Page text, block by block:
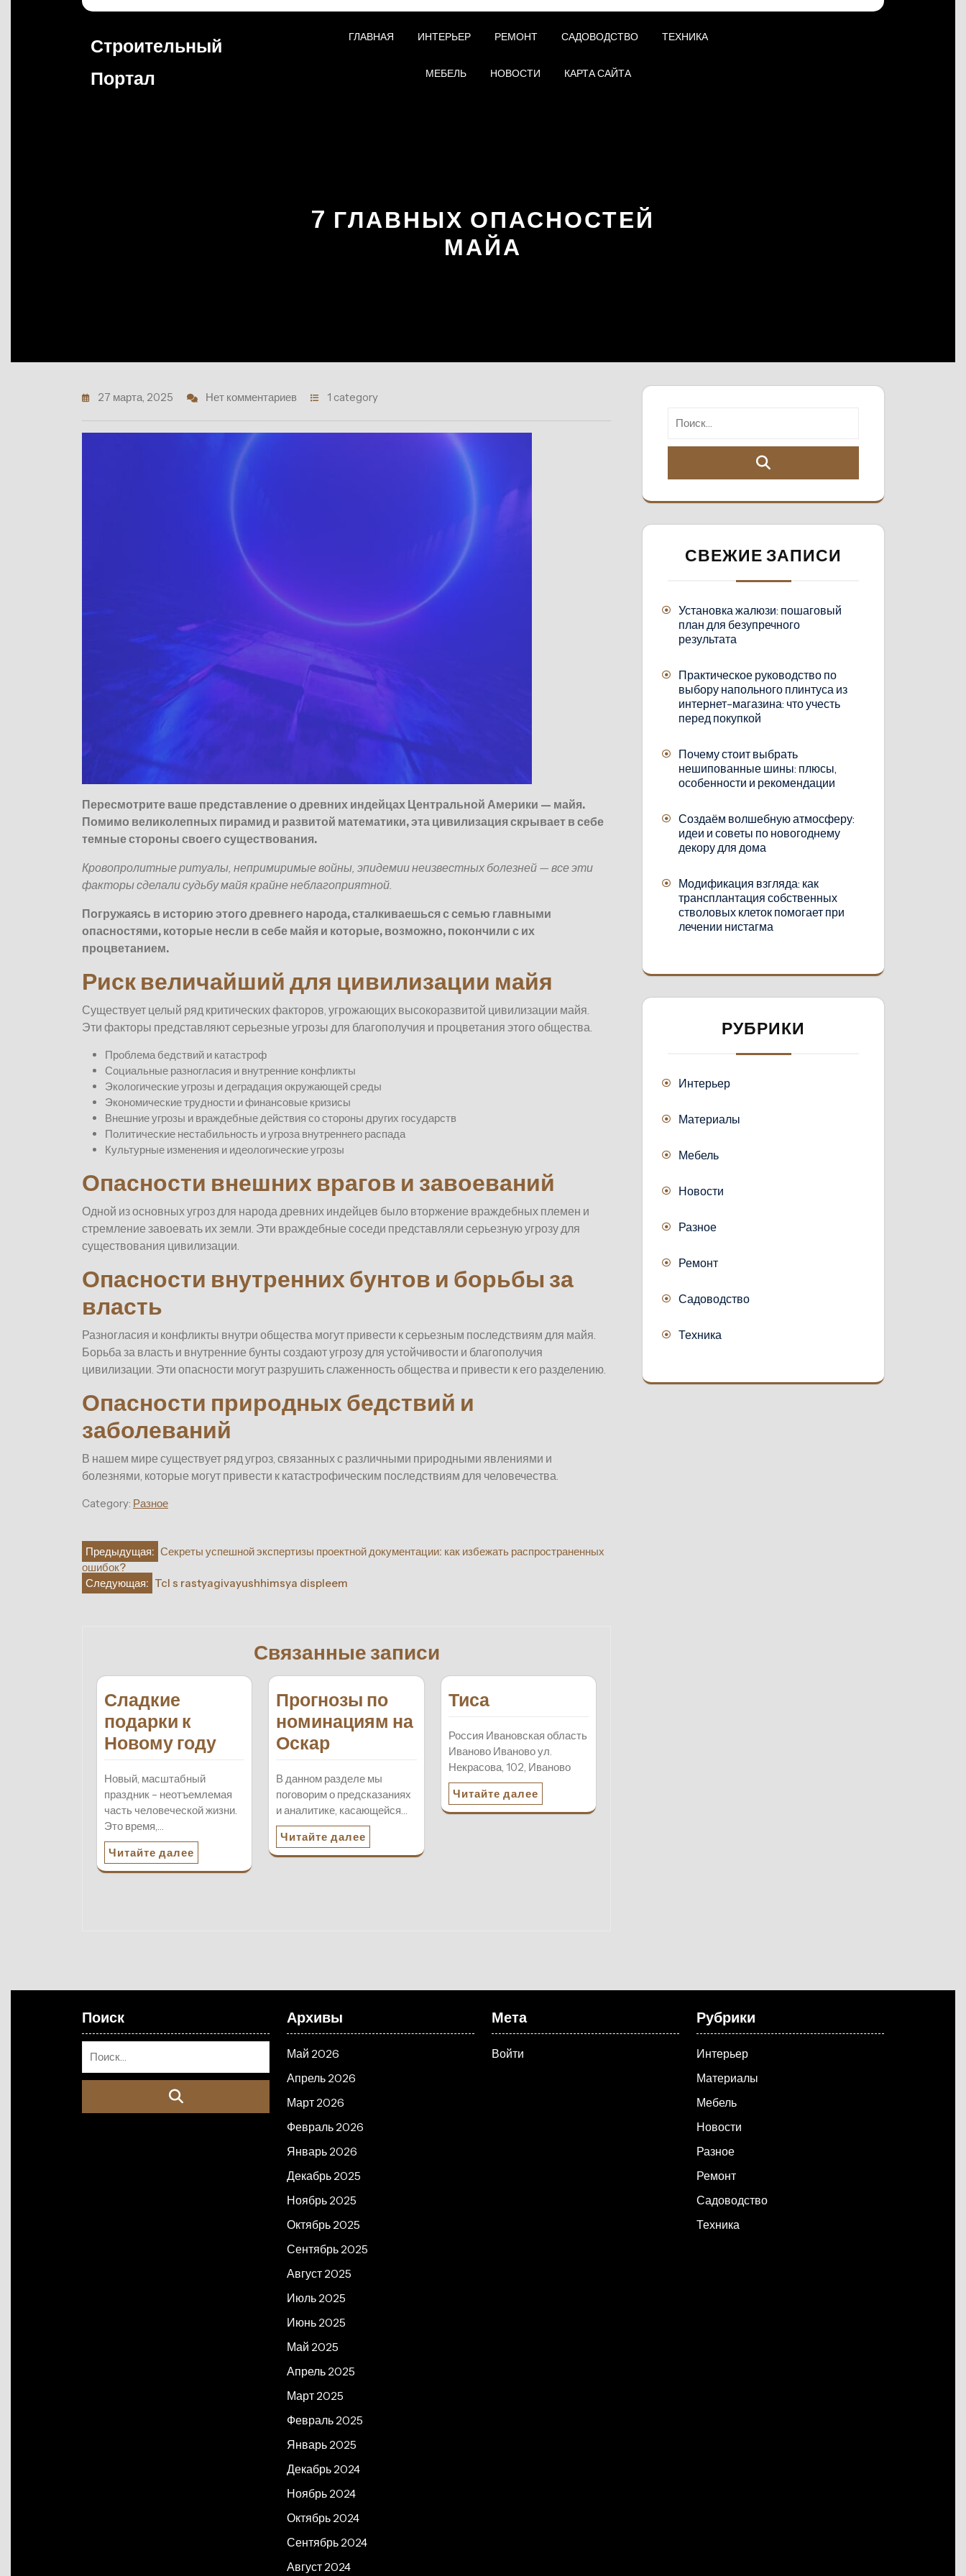
Строительный
Портал
ГЛАВНАЯ ИНТЕРЬЕР РЕМОНТ САДОВОДСТВО ТЕХНИКА
МЕБЕЛЬ НОВОСТИ КАРТА САЙТА
7 ГЛАВНЫХ ОПАСНОСТЕЙ
МАЙА
27 марта, 2025 Нет комментариев 1 category
Пересмотрите ваше представление о древних индейцах Центральной Америки — майя.
Помимо великолепных пирамид и развитой математики, эта цивилизация скрывает в себе
темные стороны своего существования.
Кровопролитные ритуалы, непримиримые войны, эпидемии неизвестных болезней — все эти
факторы сделали судьбу майя крайне неблагоприятной.
Погружаясь в историю этого древнего народа, сталкиваешься с семью главными
опасностями, которые несли в себе майя и которые, возможно, покончили с их
процветанием.
Риск величайший для цивилизации майя
Существует целый ряд критических факторов, угрожающих высокоразвитой цивилизации майя.
Эти факторы представляют серьезные угрозы для благополучия и процветания этого общества.
Проблема бедствий и катастроф
Социальные разногласия и внутренние конфликты
Экологические угрозы и деградация окружающей среды
Экономические трудности и финансовые кризисы
Внешние угрозы и враждебные действия со стороны других государств
Политические нестабильность и угроза внутреннего распада
Культурные изменения и идеологические угрозы
Опасности внешних врагов и завоеваний
Одной из основных угроз для народа древних индейцев было вторжение враждебных племен и
стремление завоевать их земли. Эти враждебные соседи представляли серьезную угрозу для
существования цивилизации.
Опасности внутренних бунтов и борьбы за
власть
Разногласия и конфликты внутри общества могут привести к серьезным последствиям для майя.
Борьба за власть и внутренние бунты создают угрозу для устойчивости и благополучия
цивилизации. Эти опасности могут разрушить слаженность общества и привести к его разделению.
Опасности природных бедствий и
заболеваний
В нашем мире существует ряд угроз, связанных с различными природными явлениями и
болезнями, которые могут привести к катастрофическим последствиям для человечества.
Category: Разное
Навигация
по
Предыдущая: Секреты успешной экспертизы проектной документации: как избежать распространенных
ошибок?
Следующая: Tcl s rastyagivayushhimsya displeem
Связанные записи
Сладкие
подарки к
Новому году
Новый, масштабный
праздник – неотъемлемая
часть человеческой жизни.
Это время,…
Читайте далее
Прогнозы по
номинациям на
Оскар
В данном разделе мы
поговорим о предсказаниях
и аналитике, касающейся…
Читайте далее
Тиса
Россия Ивановская область
Иваново Иваново ул.
Некрасова, 102, Иваново
Читайте далее
СВЕЖИЕ ЗАПИСИ
Установка жалюзи: пошаговый
план для безупречного
результата
Практическое руководство по
выбору напольного плинтуса из
интернет-магазина: что учесть
перед покупкой
Почему стоит выбрать
нешипованные шины: плюсы,
особенности и рекомендации
Создаём волшебную атмосферу:
идеи и советы по новогоднему
декору для дома
Модификация взгляда: как
трансплантация собственных
стволовых клеток помогает при
лечении нистагма
РУБРИКИ
Интерьер
Материалы
Мебель
Новости
Разное
Ремонт
Садоводство
Техника
Поиск Архивы
Май 2026
Апрель 2026
Март 2026
Февраль 2026
Январь 2026
Декабрь 2025
Ноябрь 2025
Октябрь 2025
Сентябрь 2025
Август 2025
Июль 2025
Июнь 2025
Май 2025
Апрель 2025
Март 2025
Февраль 2025
Январь 2025
Декабрь 2024
Ноябрь 2024
Октябрь 2024
Сентябрь 2024
Август 2024
Мета
Войти
Рубрики
Интерьер
Материалы
Мебель
Новости
Разное
Ремонт
Садоводство
Техника